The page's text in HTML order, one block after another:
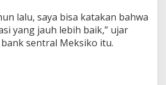
lalu, saya bisa katakan bahwa
yang jauh lebih baik,” ujar
sentral Meksiko itu.